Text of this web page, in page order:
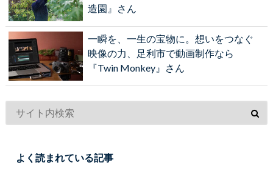
造園』さん
一瞬を、一生の宝物に。想いをつなぐ
映像の力、足利市で動画制作なら
『Twin Monkey』さん
よく読まれている記事